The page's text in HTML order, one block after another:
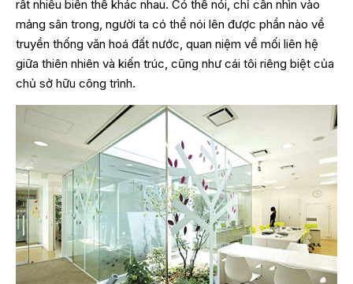
rất nhiều biến thể khác nhau. Có thể nói, chỉ cần nhìn vào
mảng sân trong, người ta có thể nói lên được phần nào về
truyền thống văn hoá đất nước, quan niệm về mối liên hệ
giữa thiên nhiên và kiến trúc, cũng như cái tôi riêng biệt của
chủ sở hữu công trình.